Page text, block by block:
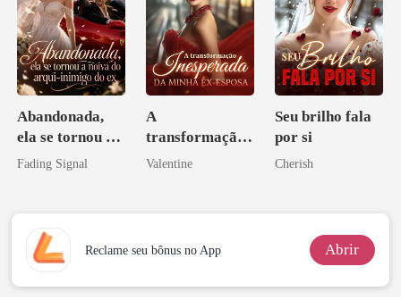
Abandonada,
ela se tornou a
noiva do arqui-
Fading Signal
A
transformação
inesperada da
Valentine
Seu brilho fala
por si
Cherish
Reclame seu bônus no App Abrir